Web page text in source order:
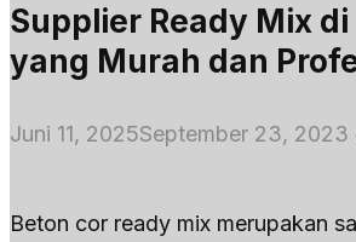
Supplier Ready Mix di
yang Murah dan
Juni 11, 2025September 23, 2023
Beton cor ready mix merupakan